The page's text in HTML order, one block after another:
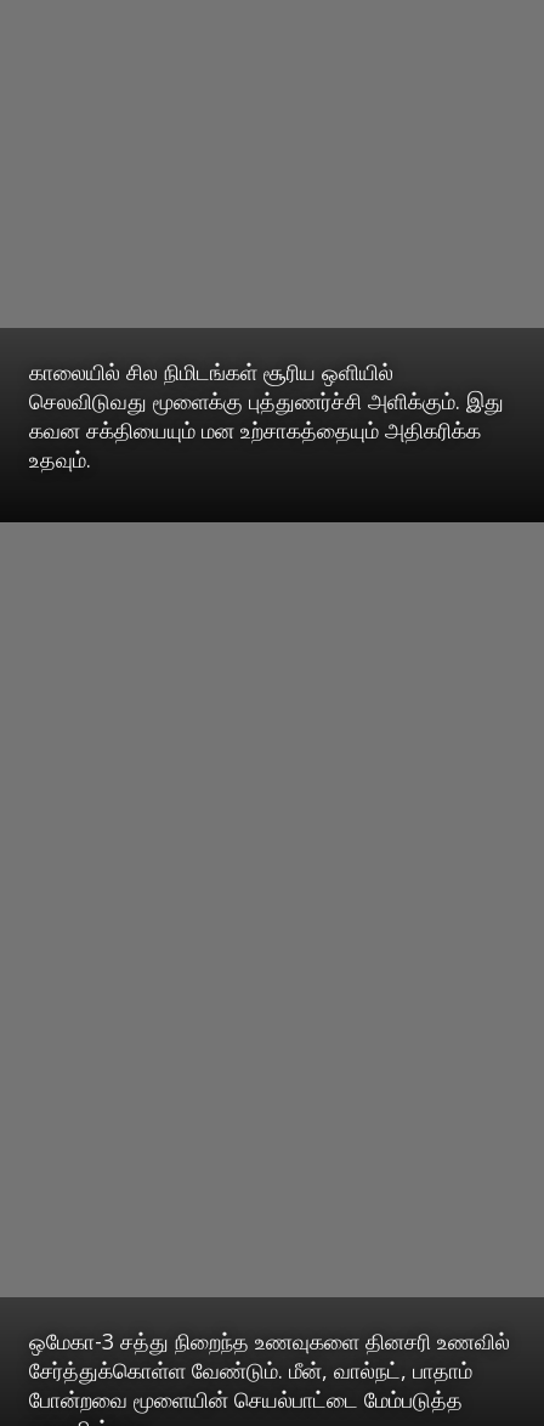
காலையில் சில நிமிடங்கள் சூரிய ஒளியில்
செலவிடுவது மூளைக்கு புத்துணர்ச்சி அளிக்கும். இது
கவன சக்தியையும் மன உற்சாகத்தையும் அதிகரிக்க
உதவும்.
ஒமேகா-3 சத்து நிறைந்த உணவுகளை தினசரி உணவில்
சேர்த்துக்கொள்ள வேண்டும். மீன், வால்நட், பாதாம்
போன்றவை மூளையின் செயல்பாட்டை மேம்படுத்த